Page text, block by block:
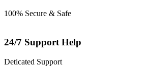
100% Secure & Safe
24/7 Support Help
Deticated Support